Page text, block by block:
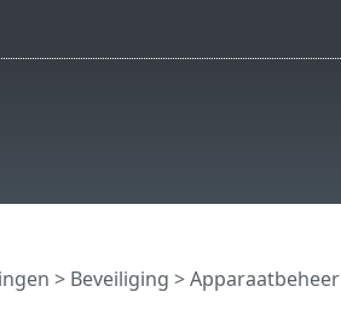
> Beveiliging > Apparaatbeheer